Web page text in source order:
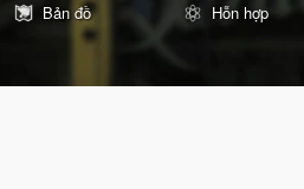
Bản đồ
Hỗn hợp